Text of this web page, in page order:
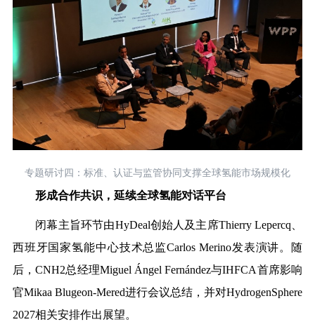
专题研讨四：标准、认证与监管协同支撑全球氢能市场规模化
形成合作共识，延续全球氢能对话平台
闭幕主旨环节由HyDeal创始人及主席Thierry Lepercq、
西班牙国家氢能中心技术总监Carlos Merino发表演讲。随
后，CNH2总经理Miguel Ángel Fernández与IHFCA首席影响
官Mikaa Blugeon-Mered进行会议总结，并对HydrogenSphere
2027相关安排作出展望。